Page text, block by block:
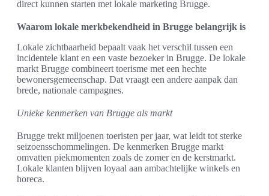
direct kunnen starten met lokale marketing Brugge.
Waarom lokale merkbekendheid in Brugge belangrijk is
Lokale zichtbaarheid bepaalt vaak het verschil tussen een
incidentele klant en een vaste bezoeker in Brugge. De lokale
markt Brugge combineert toerisme met een hechte
bewonersgemeenschap. Dat vraagt een andere aanpak dan
brede, nationale campagnes.
Unieke kenmerken van Brugge als markt
Brugge trekt miljoenen toeristen per jaar, wat leidt tot sterke
seizoensschommelingen. De kenmerken Brugge markt
omvatten piekmomenten zoals de zomer en de kerstmarkt.
Lokale klanten blijven loyaal aan ambachtelijke winkels en
horeca.